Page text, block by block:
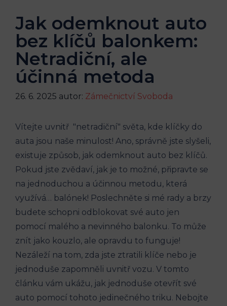
Jak odemknout auto
bez klíčů balonkem:
Netradiční, ale
účinná metoda
26. 6. 2025 autor: Zámečnictví Svoboda
Vítejte⁤ uvnitř ⁢ "netradiční" světa, kde klíčky do
auta jsou naše minulost! Ano, správně jste ⁣slyšeli,⁢
existuje​ způsob, jak odemknout auto bez klíčů.
Pokud jste zvědaví, jak je to možné, připravte se
na jednoduchou a účinnou⁣ metodu, která
využívá… balónek! Poslechněte si mé rady a brzy
budete schopni odblokovat své auto jen
pomocí malého a nevinného balonku. To může⁤
znít jako kouzlo, ale⁢ opravdu to‌ funguje!
Nezáleží na⁣ tom, zda jste ⁣ztratili klíče nebo je
jednoduše zapomněli uvnitř vozu. ​V tomto
článku vám ukážu, jak⁣ jednoduše otevřít své
auto pomocí tohoto jedinečného triku.⁤ Nebojte